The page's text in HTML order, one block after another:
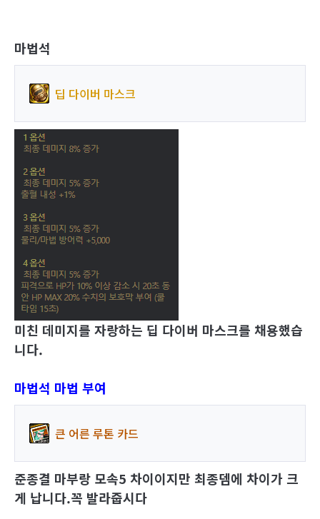
마법석
딥 다이버 마스크
미친 데미지를 자랑하는 딥 다이버 마스크를 채용했습
니다.
마법석 마법 부여
큰 어른 루톤 카드
준종결 마부랑 모속5 차이이지만 최종뎀에 차이가 크
게 납니다.꼭 발라줍시다